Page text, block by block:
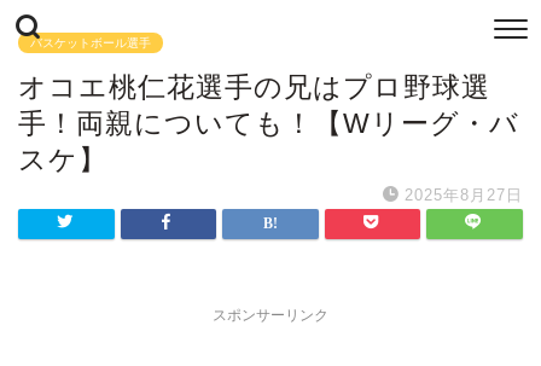
バスケットボール選手
オコエ桃仁花選手の兄はプロ野球選
手！両親についても！【Wリーグ・バ
スケ】
2025年8月27日
スポンサーリンク